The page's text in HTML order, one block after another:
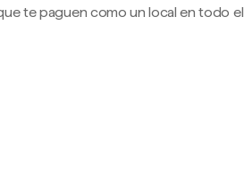
te paguen como un local en todo el